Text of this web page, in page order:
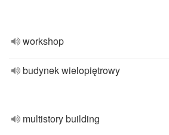
workshop
budynek wielopiętrowy
multistory building